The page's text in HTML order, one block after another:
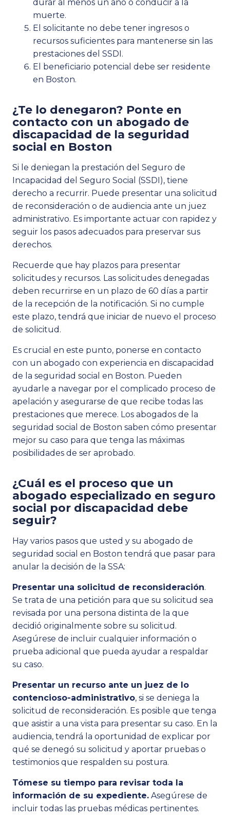
durar al menos un año o conducir a la
muerte.
El solicitante no debe tener ingresos o
recursos suficientes para mantenerse sin las
prestaciones del SSDI.
El beneficiario potencial debe ser residente
en Boston.
¿Te lo denegaron? Ponte en
contacto con un abogado de
discapacidad de la seguridad
social en Boston
Si le deniegan la prestación del Seguro de
Incapacidad del Seguro Social (SSDI), tiene
derecho a recurrir. Puede presentar una solicitud
de reconsideración o de audiencia ante un juez
administrativo. Es importante actuar con rapidez y
seguir los pasos adecuados para preservar sus
derechos.
Recuerde que hay plazos para presentar
solicitudes y recursos. Las solicitudes denegadas
deben recurrirse en un plazo de 60 días a partir
de la recepción de la notificación. Si no cumple
este plazo, tendrá que iniciar de nuevo el proceso
de solicitud.
Es crucial en este punto, ponerse en contacto
con un abogado con experiencia en discapacidad
de la seguridad social en Boston. Pueden
ayudarle a navegar por el complicado proceso de
apelación y asegurarse de que recibe todas las
prestaciones que merece. Los abogados de la
seguridad social de Boston saben cómo presentar
mejor su caso para que tenga las máximas
posibilidades de ser aprobado.
¿Cuál es el proceso que un
abogado especializado en seguro
social por discapacidad debe
seguir?
Hay varios pasos que usted y su abogado de
seguridad social en Boston tendrá que pasar para
anular la decisión de la SSA:
Presentar una solicitud de reconsideración.
Se trata de una petición para que su solicitud sea
revisada por una persona distinta de la que
decidió originalmente sobre su solicitud.
Asegúrese de incluir cualquier información o
prueba adicional que pueda ayudar a respaldar
su caso.
Presentar un recurso ante un juez de lo
contencioso-administrativo, si se deniega la
solicitud de reconsideración. Es posible que tenga
que asistir a una vista para presentar su caso. En la
audiencia, tendrá la oportunidad de explicar por
qué se denegó su solicitud y aportar pruebas o
testimonios que respalden su postura.
Tómese su tiempo para revisar toda la
información de su expediente. Asegúrese de
incluir todas las pruebas médicas pertinentes.